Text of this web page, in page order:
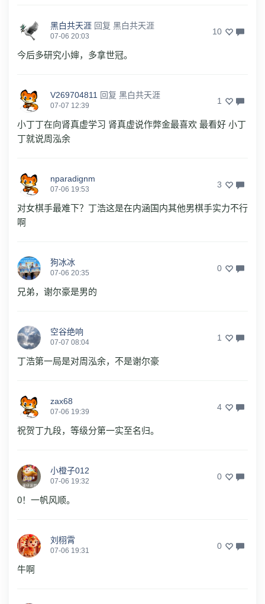
黑白共天涯 回复 黑白共天涯
07-06 20:03 10
今后多研究小婶，多拿世冠。
V269704811 回复 黑白共天涯
07-07 12:39 1
小丁丁在向肾真虚学习 肾真虚说作弊金最喜欢 最看好 小丁
丁就说周泓余
nparadignm
07-06 19:53 3
对女棋手最难下？丁浩这是在内涵国内其他男棋手实力不行
啊
狗冰冰
07-06 20:35 0
兄弟，谢尔豪是男的
空谷绝响
07-07 08:04 1
丁浩第一局是对周泓余，不是谢尔豪
zax68
07-06 19:39 4
祝贺丁九段，等级分第一实至名归。
小橙子012
07-06 19:32 0
0！一帆风顺。
刘栩霄
07-06 19:31 0
牛啊